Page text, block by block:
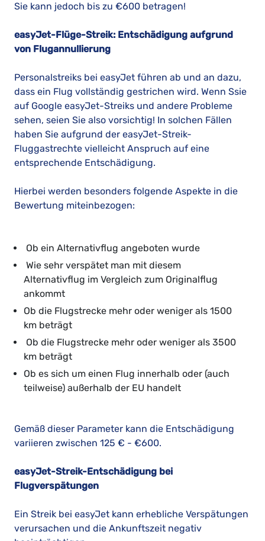
Sie kann jedoch bis zu €600 betragen!
easyJet-Flüge-Streik: Entschädigung aufgrund
von Flugannullierung
Personalstreiks bei easyJet führen ab und an dazu,
dass ein Flug vollständig gestrichen wird. Wenn Ssie
auf Google easyJet-Streiks und andere Probleme
sehen, seien Sie also vorsichtig! In solchen Fällen
haben Sie aufgrund der easyJet-Streik-
Fluggastrechte vielleicht Anspruch auf eine
entsprechende Entschädigung.
Hierbei werden besonders folgende Aspekte in die
Bewertung miteinbezogen:
Ob ein Alternativflug angeboten wurde
Wie sehr verspätet man mit diesem
Alternativflug im Vergleich zum Originalflug
ankommt
Ob die Flugstrecke mehr oder weniger als 1500
km beträgt
Ob die Flugstrecke mehr oder weniger als 3500
km beträgt
Ob es sich um einen Flug innerhalb oder (auch
teilweise) außerhalb der EU handelt
Gemäß dieser Parameter kann die Entschädigung
variieren zwischen 125 € - €600.
easyJet-Streik-Entschädigung bei
Flugverspätungen
Ein Streik bei easyJet kann erhebliche Verspätungen
verursachen und die Ankunftszeit negativ